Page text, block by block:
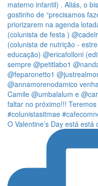
O Valentine’s Day está